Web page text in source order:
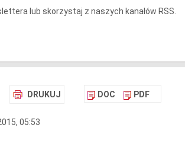
lub skorzystaj z naszych kanałów RSS.
DRUKUJ DOC PDF
05:53